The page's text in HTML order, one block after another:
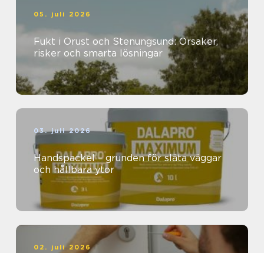
05. juli 2026
Fukt i Orust och Stenungsund: Orsaker,
risker och smarta lösningar
03. juli 2026
Handspackel – grunden för släta väggar
och hållbara ytor
02. juli 2026